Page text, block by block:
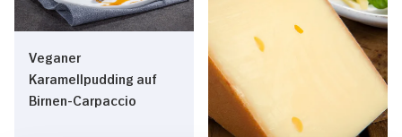
Veganer
Karamellpudding auf
Birnen-Carpaccio